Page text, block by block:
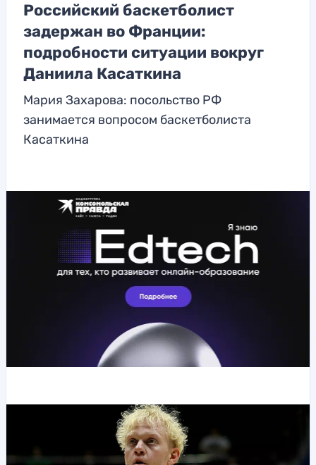
Российский баскетболист
задержан во Франции:
подробности ситуации вокруг
Даниила Касаткина
Мария Захарова: посольство РФ
занимается вопросом баскетболиста
Касаткина